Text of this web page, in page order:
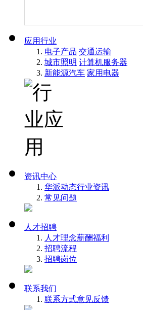
应用行业
电子产品 交通运输
城市照明 计算机服务器
新能源汽车 家用电器
资讯中心
华派动态行业资讯
常见问题
人才招聘
人才理念薪酬福利
招聘流程
招聘岗位
联系我们
联系方式意见反馈